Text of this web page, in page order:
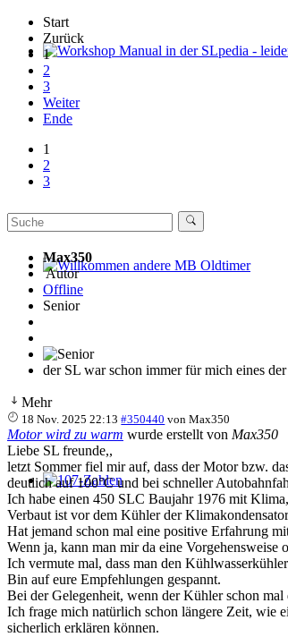
Workshop Manual in der SLpedia - leider
Willkommen andere MB Oldtimer
107-Zahlen
Start
Zurück
1
2
3
Weiter
Ende
1
2
3
Max350
Autor
Offline
Senior
der SL war schon immer für mich eines der
Mehr
18 Nov. 2025 22:13 #350440 vonMax350
Motor wird zu warm wurde erstellt von Max350
Liebe SL freunde,,
letzt Sommer fiel mir auf, dass der Motor bzw.
deutlich auf 100°C und bei schneller
Ich habe einen 450 SLC Baujahr 1976 mit
Verbaut ist vor dem Kühler der
Hat jemand schon mal eine positive Erfahrung
Wenn ja, kann man mir da eine Vorgehensweise
Ich vermute mal, dass man den
Bin auf eure Empfehlungen gespannt.
Bei der Gelegenheit, wenn der Kühler schon
Ich frage mich natürlich schon längere Zeit, wie
sicherlich erklären können.